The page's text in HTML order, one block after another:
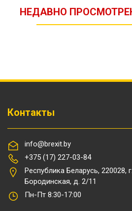
НЕДАВНО
Контакты
info@brexit.by
+375 (17) 227-03-84
Республика Беларусь, 220028,
Бородинская, д. 2/11
Пн-Пт 8:30-17:00